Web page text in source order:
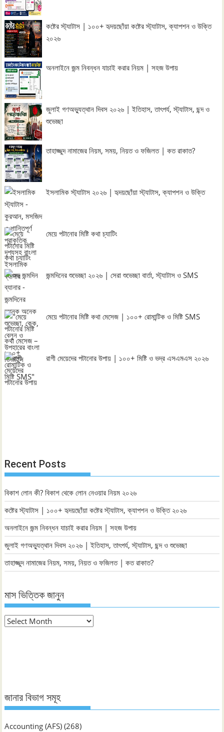
কষ্টের স্ট্যাটাস | ১০০+ হৃদয়ছোঁয়া কষ্টের স্ট্যাটাস, ক্যাপশন ও উক্তি
২০২৬
অনলাইনে জন্ম নিবন্ধন যাচাই করার নিয়ম | সহজ উপায়
জুলাই গণঅভ্যুত্থান দিবস ২০২৬ | ইতিহাস, তাৎপর্য, স্ট্যাটাস, ছন্দ ও
শুভেচ্ছা
তাহাজ্জুদ নামাজের নিয়ম, সময়, নিয়ত ও ফজিলত | কত রাকাত?
ইসলামিক স্ট্যাটাস ২০২৬ | হৃদয়ছোঁয়া স্ট্যাটাস, ক্যাপশন ও উক্তি
মেয়ে পটানোর মিষ্টি কথা চ্যাটিং
জন্মদিনের শুভেচ্ছা ২০২৬ | সেরা শুভেচ্ছা বার্তা, স্ট্যাটাস ও SMS
মেয়ে পটানোর মিষ্টি কথা মেসেজ | ১০০+ রোমান্টিক ও মিষ্টি SMS
রাগী মেয়েদের পটানোর উপায় | ১০০+ মিষ্টি ও ভদ্র এসএমএস ২০২৬
Recent Posts
বিকাশ লোন কী? বিকাশ থেকে লোন নেওয়ার নিয়ম ২০২৬
কষ্টের স্ট্যাটাস | ১০০+ হৃদয়ছোঁয়া কষ্টের স্ট্যাটাস, ক্যাপশন ও উক্তি ২০২৬
অনলাইনে জন্ম নিবন্ধন যাচাই করার নিয়ম | সহজ উপায়
জুলাই গণঅভ্যুত্থান দিবস ২০২৬ | ইতিহাস, তাৎপর্য, স্ট্যাটাস, ছন্দ ও শুভেচ্ছা
তাহাজ্জুদ নামাজের নিয়ম, সময়, নিয়ত ও ফজিলত | কত রাকাত?
মাস ভিত্তিক জানুন
মাস
জানার বিভাগ সমূহ
Accounting (AFS) (268)